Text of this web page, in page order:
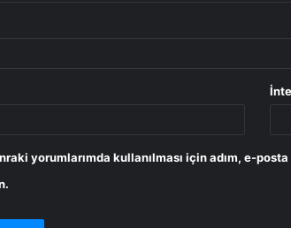
yorumlarımda kullanılması için adım, e-